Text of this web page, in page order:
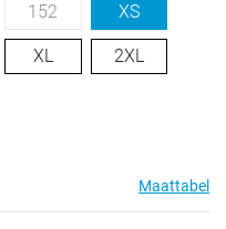
152 XS
XL 2XL
Maattabel